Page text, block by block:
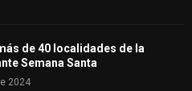
de 40 localidades de la
Semana Santa
2024